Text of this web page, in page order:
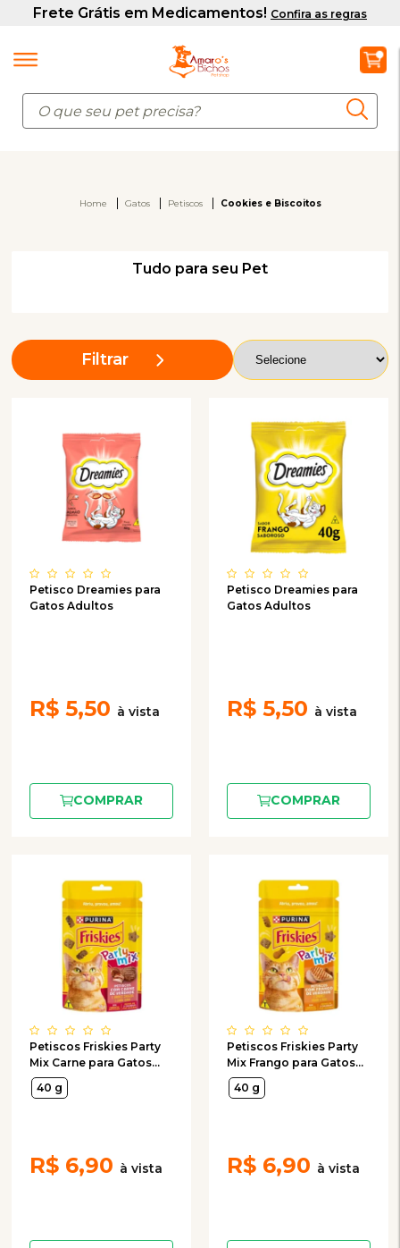
Home Gatos Petiscos Cookies e Biscoitos
Tudo para seu Pet
Filtrar
Petisco Dreamies para
Gatos Adultos
R$ 5,50
COMPRAR
Petisco Dreamies para
Gatos Adultos
R$ 5,50
COMPRAR
Petiscos Friskies Party
Mix Carne para Gatos
40g
40 g
R$ 6,90
Petiscos Friskies Party
Mix Frango para Gatos
40g
40 g
R$ 6,90